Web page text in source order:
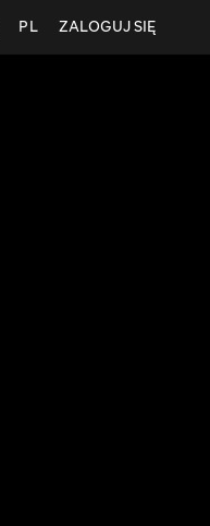
ZALOGUJ SIĘ
PL